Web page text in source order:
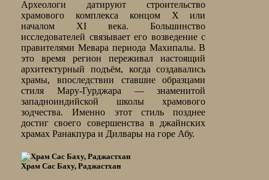
Археологи датируют строительство
храмового комплекса концом X или
началом XI века. Большинство
исследователей связывает его возведение с
правителями Мевара периода Махипалы. В
это время регион переживал настоящий
архитектурный подъём, когда создавались
храмы, впоследствии ставшие образцами
стиля Мару-Гурджара — знаменитой
западноиндийской школы храмового
зодчества. Именно этот стиль позднее
достиг своего совершенства в джайнских
храмах Ранакпура и Дилвары на горе Абу.
Храм Сас Баху, Раджастхан